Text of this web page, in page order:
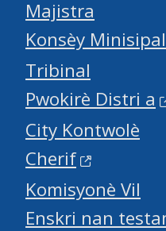
Majistra
Konsèy Minisipal
Tribinal
Pwokirè Distri a
City Kontwolè
Cherif
Komisyonè Vil
Enskri nan